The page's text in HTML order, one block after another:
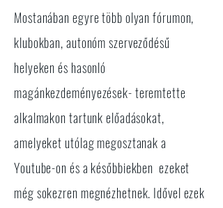
Mostanában egyre több olyan fórumon,
klubokban, autonóm szerveződésű
helyeken és hasonló
magánkezdeményezések- teremtette
alkalmakon tartunk előadásokat,
amelyeket utólag megosztanak a
Youtube-on és a későbbiekben ezeket
még sokezren megnézhetnek. Idővel ezek